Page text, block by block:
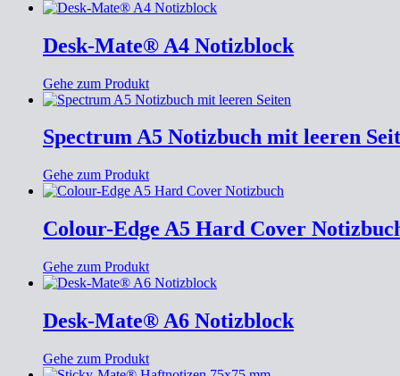
Desk-Mate® A4 Notizblock
Gehe zum Produkt
Spectrum A5 Notizbuch mit leeren
Gehe zum Produkt
Colour-Edge A5 Hard Cover
Gehe zum Produkt
Desk-Mate® A6 Notizblock
Gehe zum Produkt